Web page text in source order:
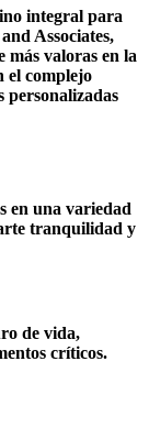
integral para
Associates,
más valoras en la
el complejo
personalizadas
en una variedad
tranquilidad y
de vida,
críticos.